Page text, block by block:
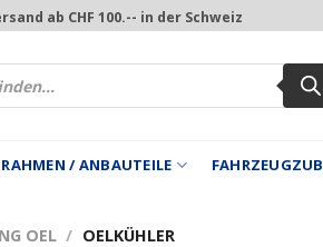
ab CHF 100.-- in der Schweiz
RAHMEN / ANBAUTEILE
OEL / OELKÜHLER